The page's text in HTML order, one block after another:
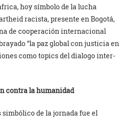
hoy símbolo de la lucha
racista, presente en Bogotá,
de cooperación internacional
“la paz global con justicia en
como topics del dialogo inter-
contra la humanidad
simbólico de la jornada fue el